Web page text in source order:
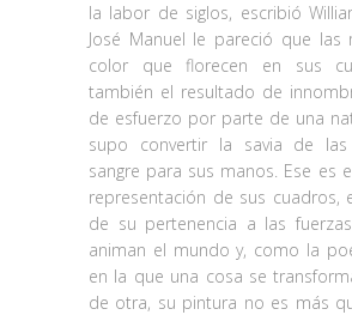
la labor de siglos, escribió
José Manuel le pareció que las
color que florecen en sus
también el resultado de
de esfuerzo por parte de una
supo convertir la savia de
sangre para sus manos. Ese es
representación de sus cuadros,
de su pertenencia a las
animan el mundo y, como la
en la que una cosa se
de otra, su pintura no es más